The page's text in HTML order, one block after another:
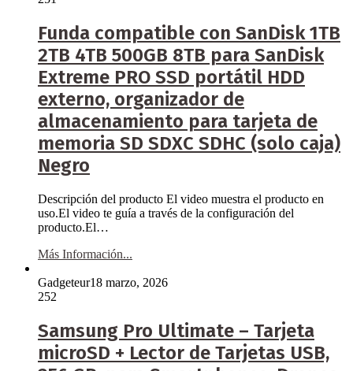
Funda compatible con SanDisk 1TB
2TB 4TB 500GB 8TB para SanDisk
Extreme PRO SSD portátil HDD
externo, organizador de
almacenamiento para tarjeta de
memoria SD SDXC SDHC (solo caja)
Negro
Descripción del producto El video muestra el producto en
uso.El video te guía a través de la configuración del
producto.El…
Más Información...
Gadgeteur18 marzo, 2026
252
Samsung Pro Ultimate – Tarjeta
microSD + Lector de Tarjetas USB,